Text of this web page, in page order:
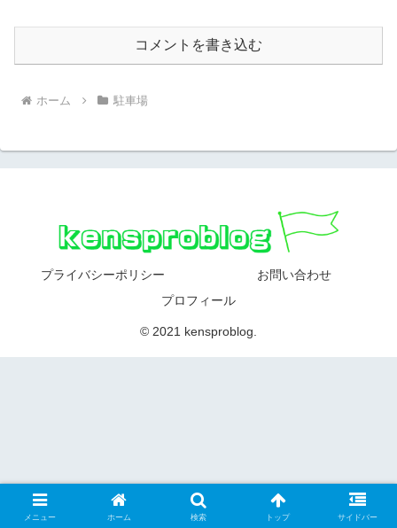
コメントを書き込む
ホーム 駐車場
プライバシーポリシー
お問い合わせ
プロフィール
© 2021 kensproblog.
メニュー ホーム 検索 トップ サイドバー